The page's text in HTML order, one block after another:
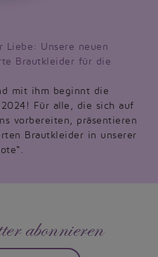
Liebe: Unsere neuen
Brautkleider für die
mit ihm beginnt die
2024! Für alle, die sich auf
vorbereiten, präsentieren
Brautkleider in unserer
abonnieren